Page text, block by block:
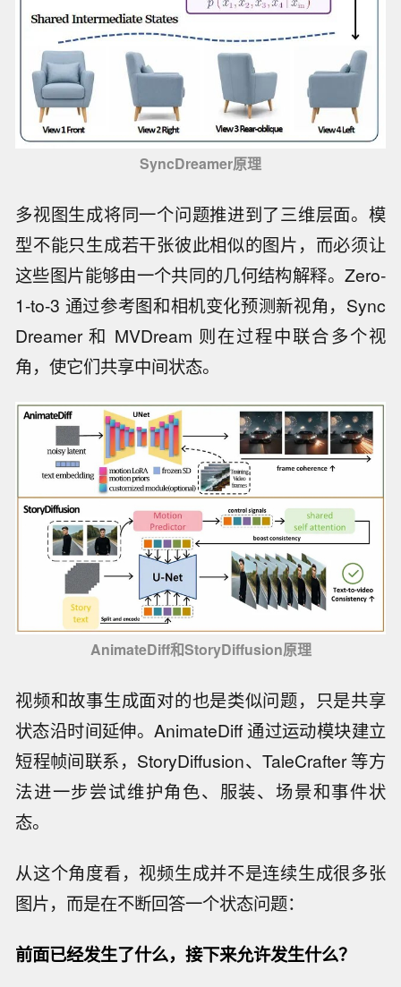
SyncDreamer原理
多视图生成将同一个问题推进到了三维层面。模
型不能只生成若干张彼此相似的图片，而必须让
这些图片能够由一个共同的几何结构解释。Zero-
1-to-3 通过参考图和相机变化预测新视角，Sync
Dreamer 和 MVDream 则在过程中联合多个视
角，使它们共享中间状态。
AnimateDiff和StoryDiffusion原理
视频和故事生成面对的也是类似问题，只是共享
状态沿时间延伸。AnimateDiff 通过运动模块建立
短程帧间联系，StoryDiffusion、TaleCrafter 等方
法进一步尝试维护角色、服装、场景和事件状
态。
从这个角度看，视频生成并不是连续生成很多张
图片，而是在不断回答一个状态问题：
前面已经发生了什么，接下来允许发生什么？